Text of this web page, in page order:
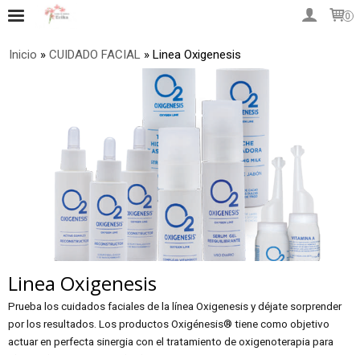
0
Inicio » CUIDADO FACIAL » Linea Oxigenesis
Linea Oxigenesis
Prueba los cuidados faciales de la línea Oxigenesis y déjate sorprender
por los resultados. Los productos Oxigénesis® tiene como objetivo
actuar en perfecta sinergia con el tratamiento de oxigenoterapia para